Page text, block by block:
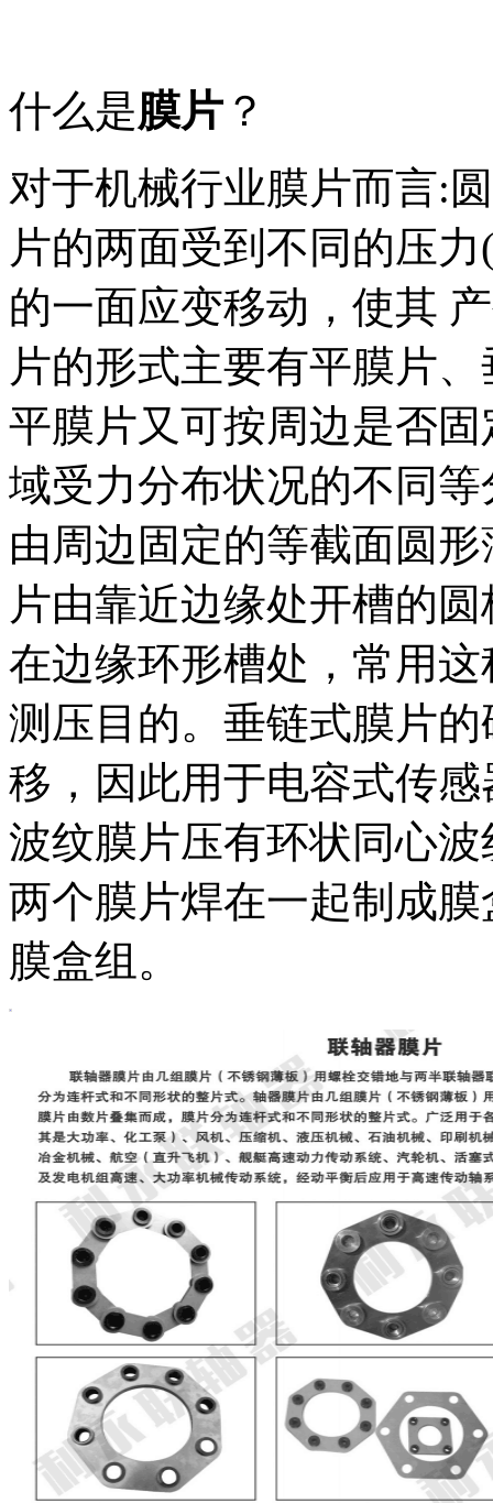
什么是膜片 ？
对于机械行业膜片而言:
片的两面受到不同的压
的一面应变移动，使其
片的形式主要有平膜片
平膜片又可按周边是否
域受力分布状况的不同
由周边固定的等截面圆
片由靠近边缘处开槽的
在边缘环形槽处，常用
测压目的。垂链式膜片
移，因此用于电容式传
波纹膜片压有环状同心
两个膜片焊在一起制成
膜盒组。